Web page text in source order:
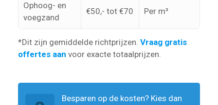
Ophoog- en
voegzand
€50,- tot €70 Per m³
*Dit zijn gemiddelde richtprijzen. Vraag gratis
offertes aan voor exacte totaalprijzen.
Besparen op de kosten? Kies dan